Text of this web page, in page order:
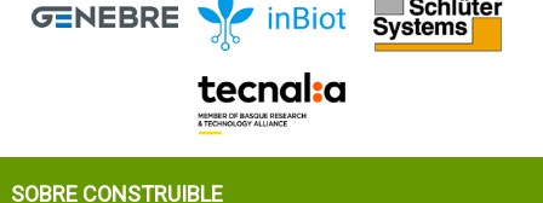
SOBRE CONSTRUIBLE